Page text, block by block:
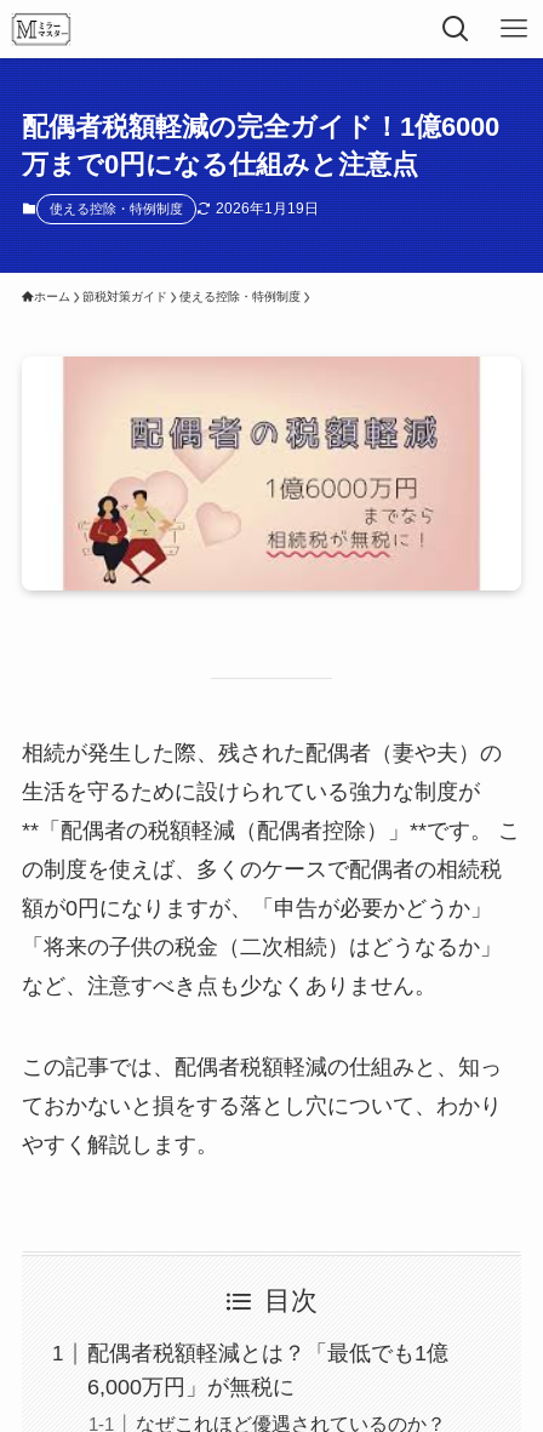
配偶者税額軽減の完全ガイド！1億6000
万まで0円になる仕組みと注意点
使える控除・特例制度 2026年1月19日
ホーム 節税対策ガイド 使える控除・特例制度
相続が発生した際、残された配偶者（妻や夫）の
生活を守るために設けられている強力な制度が
**「配偶者の税額軽減（配偶者控除）」**です。 こ
の制度を使えば、多くのケースで配偶者の相続税
額が0円になりますが、「申告が必要かどうか」
「将来の子供の税金（二次相続）はどうなるか」
など、注意すべき点も少なくありません。
この記事では、配偶者税額軽減の仕組みと、知っ
ておかないと損をする落とし穴について、わかり
やすく解説します。
目次
配偶者税額軽減とは？「最低でも1億
6,000万円」が無税に
なぜこれほど優遇されているのか？